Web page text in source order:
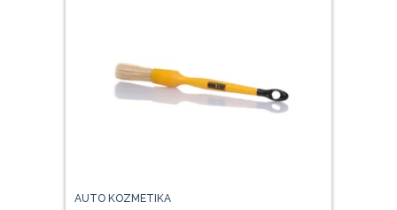
AUTO KOZMETIKA